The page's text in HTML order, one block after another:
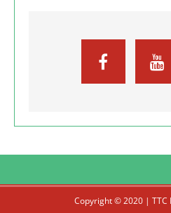
Copyright © 2020 | TTC